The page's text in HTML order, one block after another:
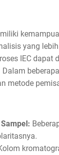
yang
IEC dapat
Dalam
metode